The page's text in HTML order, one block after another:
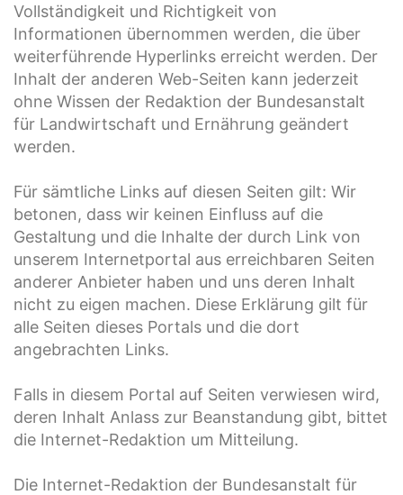
Vollständigkeit und Richtigkeit von
Informationen übernommen werden, die über
weiterführende Hyperlinks erreicht werden. Der
Inhalt der anderen Web-Seiten kann jederzeit
ohne Wissen der Redaktion der Bundesanstalt
für Landwirtschaft und Ernährung geändert
werden.
Für sämtliche Links auf diesen Seiten gilt: Wir
betonen, dass wir keinen Einfluss auf die
Gestaltung und die Inhalte der durch Link von
unserem Internetportal aus erreichbaren Seiten
anderer Anbieter haben und uns deren Inhalt
nicht zu eigen machen. Diese Erklärung gilt für
alle Seiten dieses Portals und die dort
angebrachten Links.
Falls in diesem Portal auf Seiten verwiesen wird,
deren Inhalt Anlass zur Beanstandung gibt, bittet
die Internet-Redaktion um Mitteilung.
Die Internet-Redaktion der Bundesanstalt für